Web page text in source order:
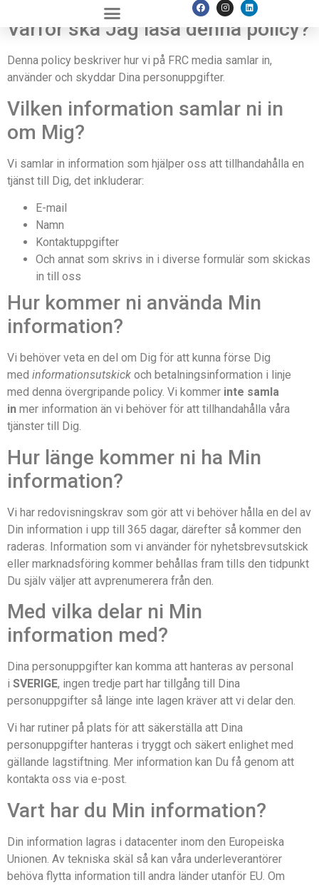
Varför ska Jag läsa denna policy?
Denna policy beskriver hur vi på FRC media samlar in,
använder och skyddar Dina personuppgifter.
Vilken information samlar ni in
om Mig?
Vi samlar in information som hjälper oss att tillhandahålla en
tjänst till Dig, det inkluderar:
E-mail
Namn
Kontaktuppgifter
Och annat som skrivs in i diverse formulär som skickas
in till oss
Hur kommer ni använda Min
information?
Vi behöver veta en del om Dig för att kunna förse Dig
med informationsutskick och betalningsinformation i linje
med denna övergripande policy. Vi kommer inte samla
in mer information än vi behöver för att tillhandahålla våra
tjänster till Dig.
Hur länge kommer ni ha Min
information?
Vi har redovisningskrav som gör att vi behöver hålla en del av
Din information i upp till 365 dagar, därefter så kommer den
raderas. Information som vi använder för nyhetsbrevsutskick
eller marknadsföring kommer behållas fram tills den tidpunkt
Du själv väljer att avprenumerera från den.
Med vilka delar ni Min
information med?
Dina personuppgifter kan komma att hanteras av personal
i SVERIGE, ingen tredje part har tillgång till Dina
personuppgifter så länge inte lagen kräver att vi delar den.
Vi har rutiner på plats för att säkerställa att Dina
personuppgifter hanteras i tryggt och säkert enlighet med
gällande lagstiftning. Mer information kan Du få genom att
kontakta oss via e-post.
Vart har du Min information?
Din information lagras i datacenter inom den Europeiska
Unionen. Av tekniska skäl så kan våra underleverantörer
behöva flytta information till andra länder utanför EU. Om